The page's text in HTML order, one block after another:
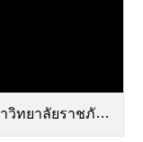
ยาลัยดิจิทัล 23 เมษายน 2567